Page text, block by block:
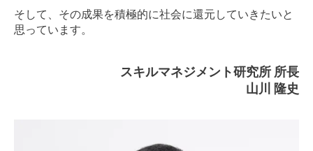
そして、その成果を積極的に社会に還元していきたいと
思っています。
スキルマネジメント研究所 所長
山川 隆史